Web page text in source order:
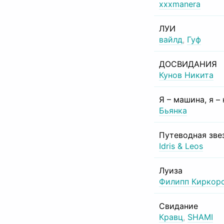
xxxmanera
ЛУИ
вайлд, Гуф
ДОСВИДАНИЯ
Кунов Никита
Я – машина, я –
Бьянка
Путеводная
Idris & Leos
Луиза
Филипп
Свидание
Кравц, SHAMI